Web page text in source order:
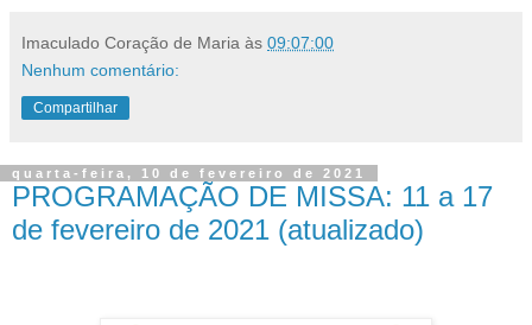
Imaculado Coração de Maria às 09:07:00
Nenhum comentário:
Compartilhar
quarta-feira, 10 de fevereiro de 2021
PROGRAMAÇÃO DE MISSA: 11 a 17
de fevereiro de 2021 (atualizado)